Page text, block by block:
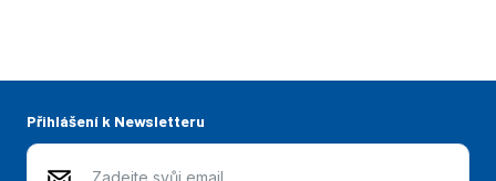
Přihlášení k Newsletteru